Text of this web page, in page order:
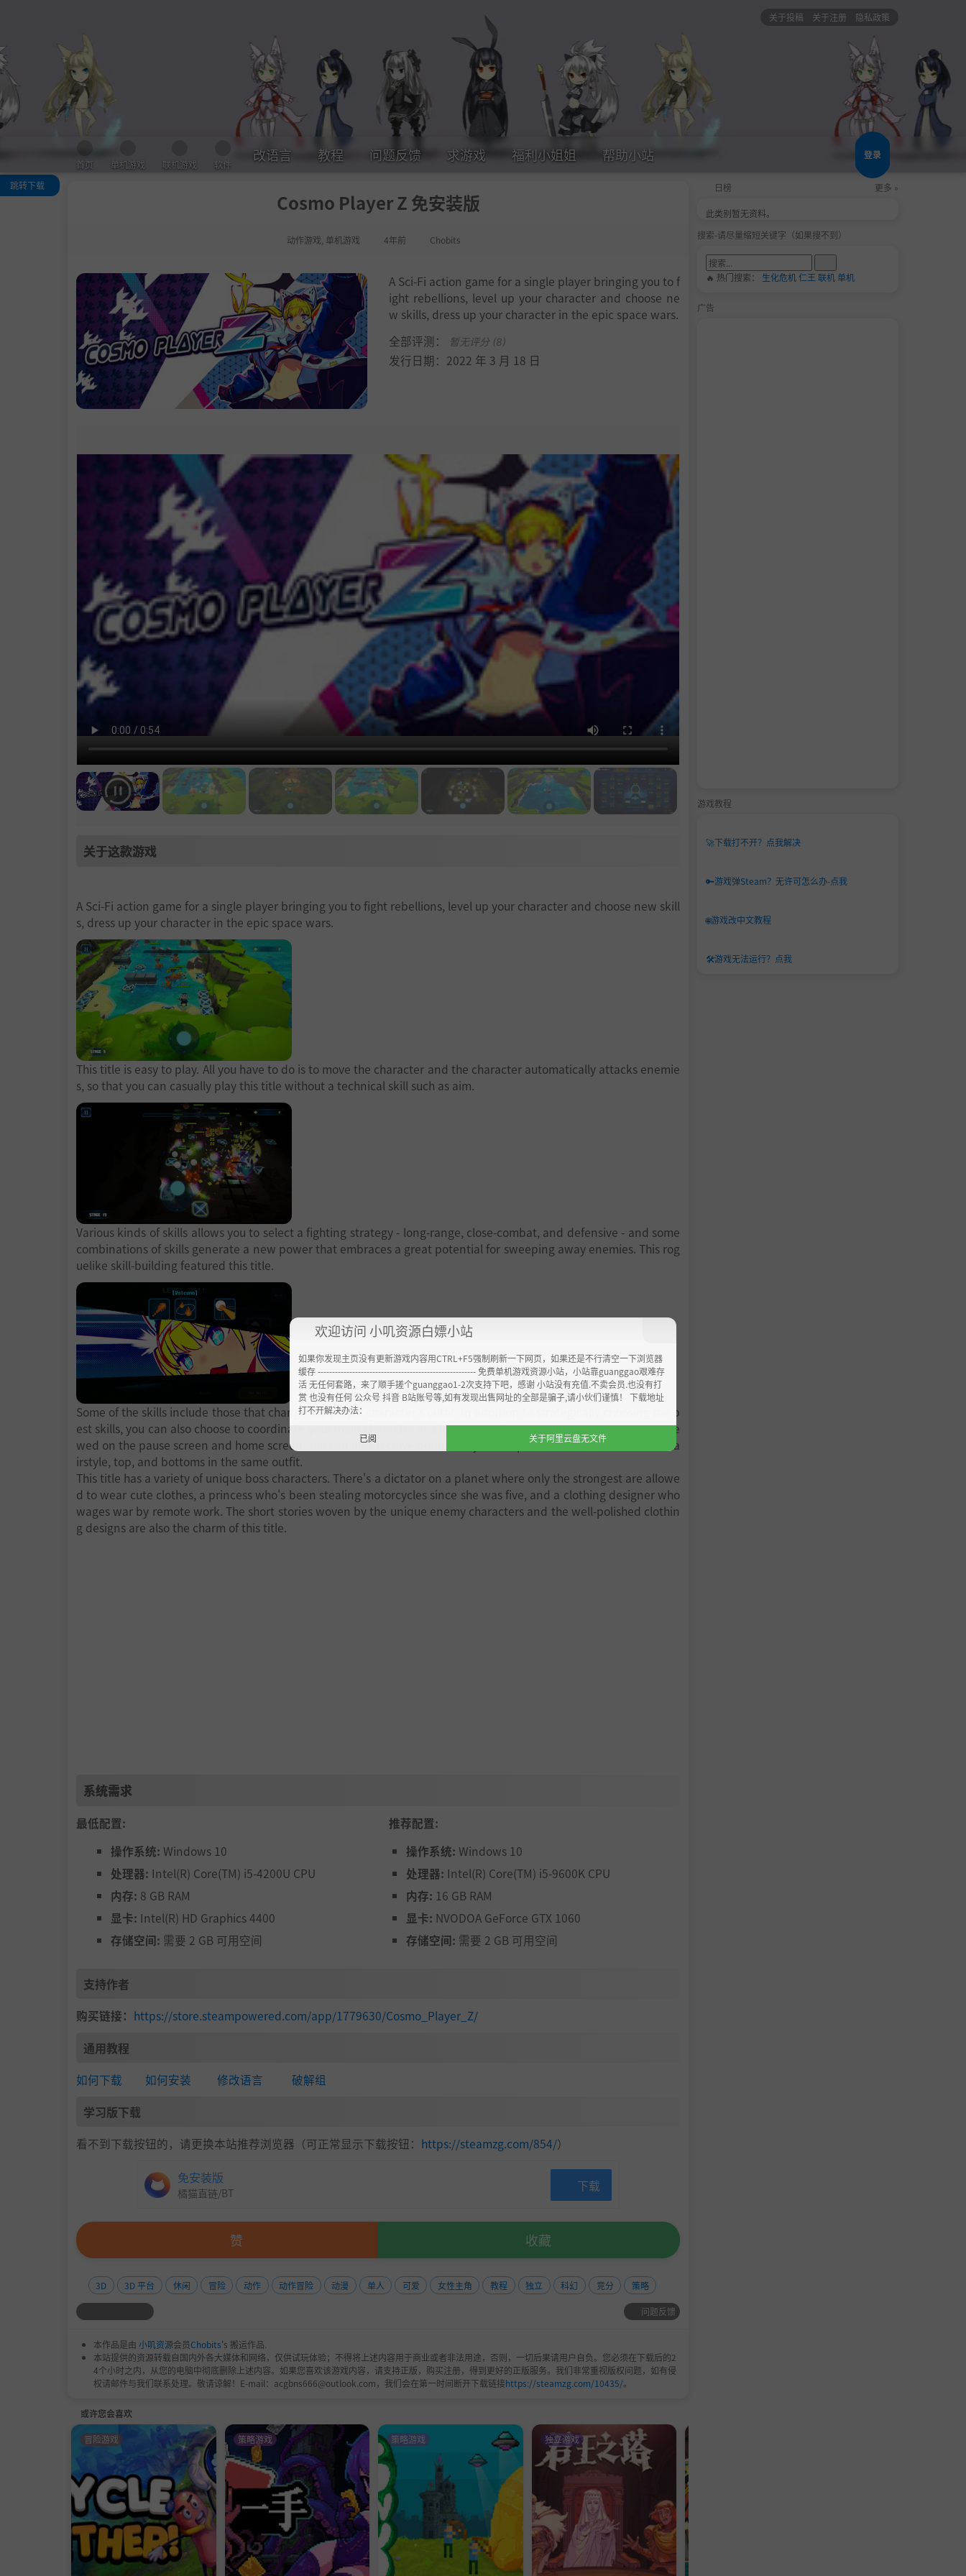
关于投稿 关于注册 隐私政策
首页 单机游戏 联机游戏 软件
改语言 教程 问题反馈 求游戏 福利小姐姐 帮助小站 登录
Cosmo Player Z 免安装版
动作游戏 单机游戏 4年前 Chobits
跳转下载
A Sci-Fi action game for a single player bringing you to f
ight rebellions, level up your character and choose ne
w skills, dress up your character in the epic space wars.
全部评测：
暂无评分 (8)
发行日期：2022 年 3 月 18 日
关于这款游戏
A Sci-Fi action game for a single player bringing you to fight rebellions, level up your character and choose new skill
s, dress up your character in the epic space wars.
This title is easy to play. All you have to do is to move the character and the character automatically attacks enemie
s, so that you can casually play this title without a technical skill such as aim.
Various kinds of skills allows you to select a fighting strategy - long-range, close-combat, and defensive - and some
combinations of skills generate a new power that embraces a great potential for sweeping away enemies. This rog
uelike skill-building featured this title.
Some of the skills include those that change the player character's outfit. In addition to strategically choosing the b
est skills, you can also choose to coordinate your main character in a lovely way. The clothes you change can be vie
wed on the pause screen and home screen. You can also receive bonuses if you complete an area with the same ha
irstyle, top, and bottoms in the same outfit.
This title has a variety of unique boss characters. There's a dictator on a planet where only the strongest are allowe
d to wear cute clothes, a princess who's been stealing motorcycles since she was five, and a clothing designer who
wages war by remote work. The short stories woven by the unique enemy characters and the well-polished clothin
g designs are also the charm of this title.
系统需求
最低配置:
操作系统: Windows 10
处理器: Intel(R) Core(TM) i5-4200U CPU
内存: 8 GB RAM
显卡: Intel(R) HD Graphics 4400
存储空间: 需要 2 GB 可用空间
推荐配置:
操作系统: Windows 10
处理器: Intel(R) Core(TM) i5-9600K CPU
内存: 16 GB RAM
显卡: NVODOA GeForce GTX 1060
存储空间: 需要 2 GB 可用空间
支持作者
购买链接： https://store.steampowered.com/app/1779630/Cosmo_Player_Z/
通用教程
如何下载 如何安装 修改语言 破解组
学习版下载
看不到下载按钮的，请更换本站推荐浏览器（可正常显示下载按钮： https://steamzg.com/854/）
免安装版
橘猫直链/BT 下载
赞 收藏
3D 3D 平台 休闲 冒险 动作 动作冒险 动漫 单人 可爱 女性主角 教程 独立 科幻 竞分 策略
问题反馈
本作品是由 小叽资源会员Chobits's 搬运作品.
本站提供的资源转载自国内外各大媒体和网络，仅供试玩体验；不得将上述内容用于商业或者非法用途，否则，一切后果请用户自负。您必须在下载后的2
4个小时之内，从您的电脑中彻底删除上述内容。如果您喜欢该游戏内容，请支持正版，购买注册，得到更好的正版服务。我们非常重视版权问题，如有侵
权请邮件与我们联系处理。敬请谅解！E-mail：acgbns666@outlook.com，我们会在第一时间断开下载链接https://steamzg.com/10435/。
或许您会喜欢
冒险游戏 策略游戏 策略游戏 独立游戏
日榜 更多 »
此类别暂无资料。
搜索-请尽量缩短关键字（如果搜不到）
🔥 热门搜索： 生化危机仁王 联机单机
广告
游戏教程
🚀下载打不开？点我解决
🔑游戏弹Steam？无许可怎么办-点我
🌐游戏改中文教程
🛠️游戏无法运行？点我
欢迎访问 小叽资源白嫖小站
如果你发现主页没有更新游戏内容用CTRL+F5强制刷新一下网页，如果还是不行清空一下浏览器
缓存 ------------------------------------------------------- 免费单机游戏资源小站，小站靠guanggao艰难存
活 无任何套路，来了顺手搓个guanggao1-2次支持下吧，感谢 小站没有充值.不卖会员.也没有打
赏 也没有任何 公众号 抖音 B站账号等,如有发现出售网址的全部是骗子,请小伙们谨慎！ 下载地址
打不开解决办法：
已阅 关于阿里云盘无文件